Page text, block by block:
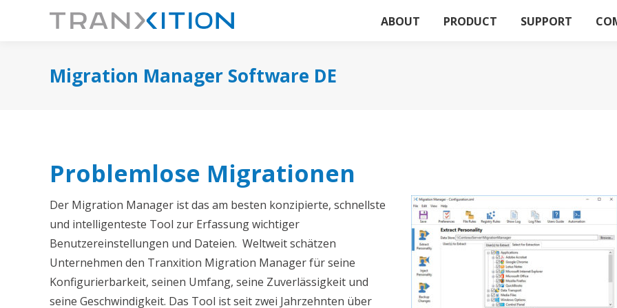
ABOUT PRODUCT SUPPORT
Migration Manager Software DE
Problemlose Migrationen
Der Migration Manager ist das am besten konzipierte, schnellste
und intelligenteste Tool zur Erfassung wichtiger
Benutzereinstellungen und Dateien. Weltweit schätzen
Unternehmen den Tranxition Migration Manager für seine
Konfigurierbarkeit, seinen Umfang, seine Zuverlässigkeit und
seine Geschwindigkeit. Das Tool ist seit zwei Jahrzehnten über